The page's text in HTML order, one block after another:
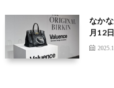
なか
月12